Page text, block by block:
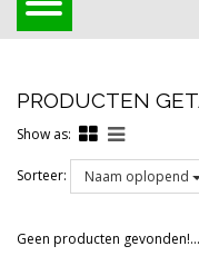
PRODUCTEN
Show as:
Sorteer: Naam oplopend
Prijs
Geen producten gevonden!...